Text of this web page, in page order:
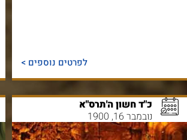
לפרטים נוספים >
כ"ד חשון ה'תרס"א
נובמבר 16, 1900